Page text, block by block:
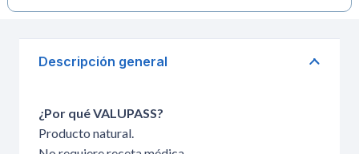
Descripción general
¿Por qué VALUPASS?
Producto natural.